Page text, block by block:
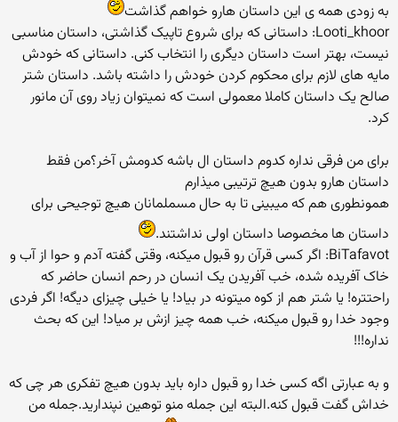
به زودی همه ی این داستان هارو خواهم گذاشت
Looti_khoor: داستانی که برای شروع تاپیک گذاشتی، داستان مناسبی
نیست، بهتر است داستان دیگری را انتخاب کنی. داستانی که خودش
مایه های لازم برای محکوم کردن خودش را داشته باشد. داستان شتر
صالح یک داستان کاملا معمولی است که نمیتوان زیاد روی آن مانور
کرد.
برای من فرقی نداره کدوم داستان ال باشه کدومش آخر؟من فقط
داستان هارو بدون هیچ ترتیبی میذارم
همونطوری هم که میبینی تا به حال مسملمانان هیچ توجیحی برای
داستان ها مخصوصا داستان اولی نداشتند.
BiTafavot: اگر کسی قرآن رو قبول میکنه، وقتی گفته آدم و حوا از آب و
خاک آفریده شده، خب آفریدن یک انسان در رحم انسان حاضر که
راحتتره! یا شتر هم از کوه میتونه در بیاد! یا خیلی چیزای دیگه! اگر فردی
وجود خدا رو قبول میکنه، خب همه چیز ازش بر میاد! این که بحث
نداره!!!
و به عبارتی اگه کسی خدا رو قبول داره باید بدون هیچ تفکری هر چی که
خداش گفت قبول کنه.البته این جمله منو توهین نپندارید.جمله من